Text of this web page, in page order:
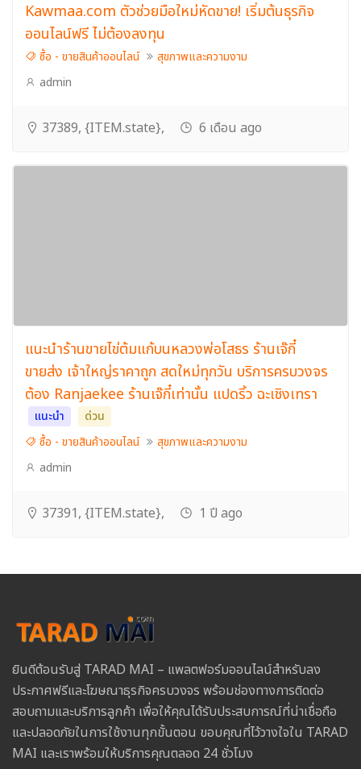
Kawmaa.com ตัวช่วยมือใหม่หัดขาย! เริ่มต้นธุรกิจ
ออนไลน์ฟรี ไม่ต้องลงทุน
ซื้อ - ขายสินค้าออนไลน์
สุขภาพและความงาม
admin
37389, {ITEM.state}, 6 เดือน ago
แนะนำร้านขายไข่ต้มแก้บนหลวงพ่อโสธร ร้านเจ๊กี๋
ขายส่ง เจ้าใหญ่ราคาถูก สดใหม่ทุกวัน บริการครบวงจร
ต้อง Ranjaekee ร้านเจ๊กี๋เท่านั้น แปดริ้ว ฉะเชิงเทรา
แนะนำ
ด่วน
ซื้อ - ขายสินค้าออนไลน์
สุขภาพและความงาม
admin
37391, {ITEM.state}, 1 ปี ago
ยินดีต้อนรับสู่ TARAD MAI – แพลตฟอร์มออนไลน์สำหรับลง
ประกาศฟรีและโฆษณาธุรกิจครบวงจร พร้อมช่องทางการติดต่อ
สอบถามและบริการลูกค้า เพื่อให้คุณได้รับประสบการณ์ที่น่าเชื่อถือ
และปลอดภัยในการใช้งานทุกขั้นตอน ขอบคุณที่ไว้วางใจใน TARAD
MAI และเราพร้อมให้บริการคุณตลอด 24 ชั่วโมง